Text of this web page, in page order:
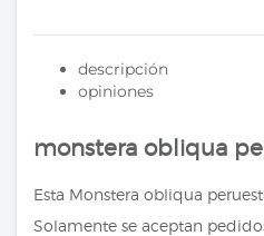
descripción
opiniones
monstera obliqua
Esta Monstera obliqua
Solamente se aceptan